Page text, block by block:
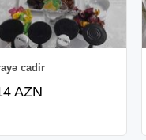
cadir
AZN